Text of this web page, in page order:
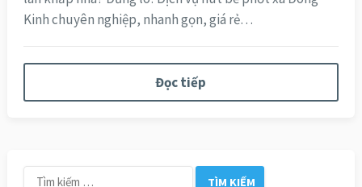
Kinh chuyên nghiệp, nhanh gọn, giá rẻ…
Đọc tiếp
Tìm